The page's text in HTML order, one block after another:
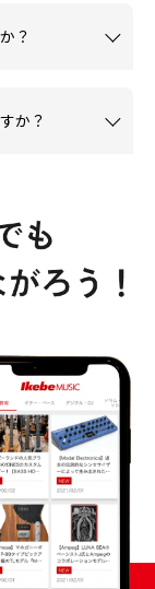
？
か？